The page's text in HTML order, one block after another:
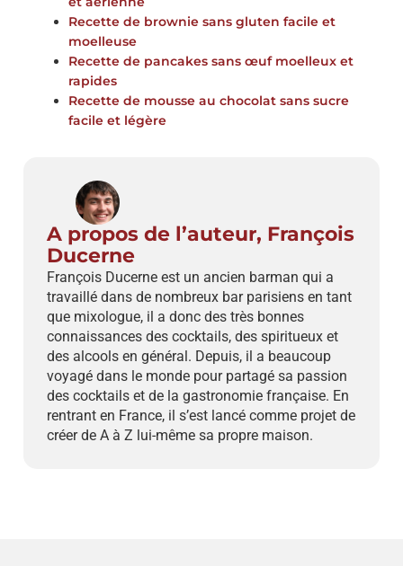
Recette de brownie sans gluten facile et
moelleuse
Recette de pancakes sans œuf moelleux et
rapides
Recette de mousse au chocolat sans sucre
facile et légère
A propos de l’auteur, François
Ducerne
François Ducerne est un ancien barman qui a
travaillé dans de nombreux bar parisiens en tant
que mixologue, il a donc des très bonnes
connaissances des cocktails, des spiritueux et
des alcools en général. Depuis, il a beaucoup
voyagé dans le monde pour partagé sa passion
des cocktails et de la gastronomie française. En
rentrant en France, il s’est lancé comme projet de
créer de A à Z lui-même sa propre maison.